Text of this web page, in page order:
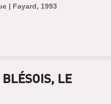
| Fayard, 1993
LE